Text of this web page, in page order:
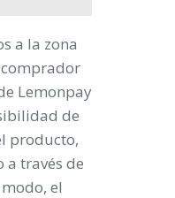
a la zona
Lemonpay
de
producto,
través de
el